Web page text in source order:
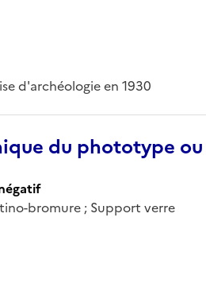
d'archéologie en 1930
du phototype
bromure ; Support verre